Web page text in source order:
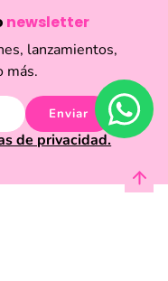
newsletter
lanzamientos,
más.
Enviar
de privacidad.